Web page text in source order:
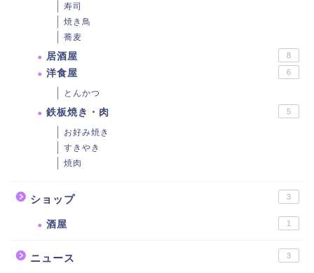
寿司
焼き鳥
蕎麦
居酒屋 8
洋食屋 6
とんかつ
鉄板焼き・肉 5
お好み焼き
すきやき
焼肉
ショップ 3
酒屋 1
ニュース 3